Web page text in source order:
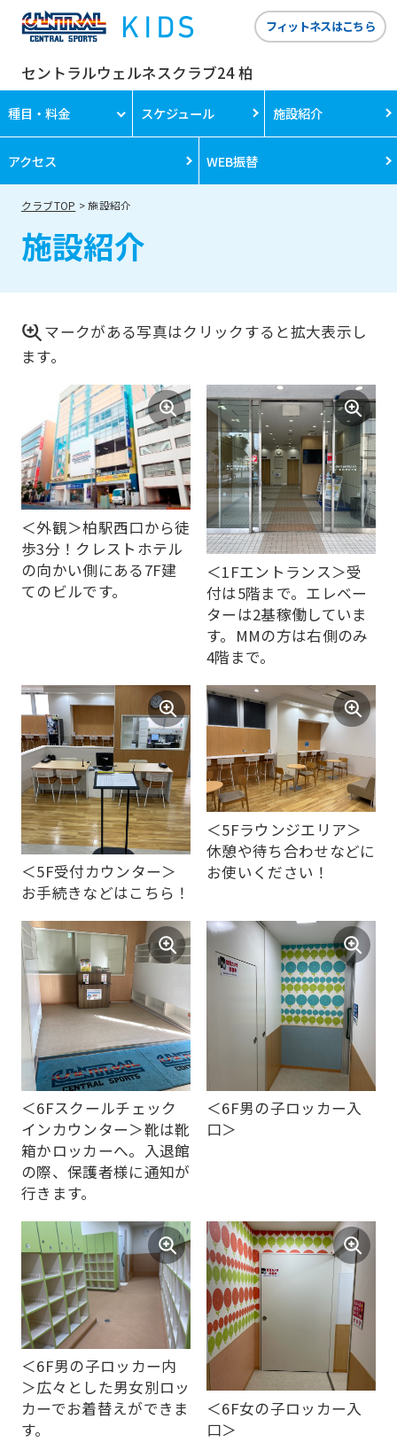
セントラルウェルネスクラブ24 柏
フィットネスはこちら
種目・料金 スケジュール 施設紹介
アクセス WEB振替
クラブTOP 施設紹介
施設紹介
マークがある写真はクリックすると拡大表示し
ます。
＜外観＞柏駅西口から徒
歩3分！クレストホテル
の向かい側にある7F建
てのビルです。
＜1Fエントランス＞受
付は5階まで。エレベー
ターは2基稼働していま
す。MMの方は右側のみ
4階まで。
＜5F受付カウンター＞
お手続きなどはこちら！
＜5Fラウンジエリア＞
休憩や待ち合わせなどに
お使いください！
＜6Fスクールチェック
インカウンター＞靴は靴
箱かロッカーへ。入退館
の際、保護者様に通知が
行きます。
＜6F男の子ロッカー入
口＞
＜6F男の子ロッカー内
＞広々とした男女別ロッ
カーでお着替えができま
す。
＜6F女の子ロッカー入
口＞